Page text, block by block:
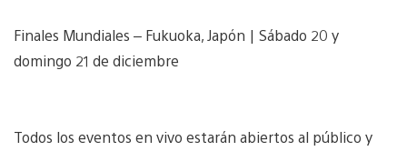
Finales Mundiales – Fukuoka, Japón | Sábado 20 y
domingo 21 de diciembre
Todos los eventos en vivo estarán abiertos al público y